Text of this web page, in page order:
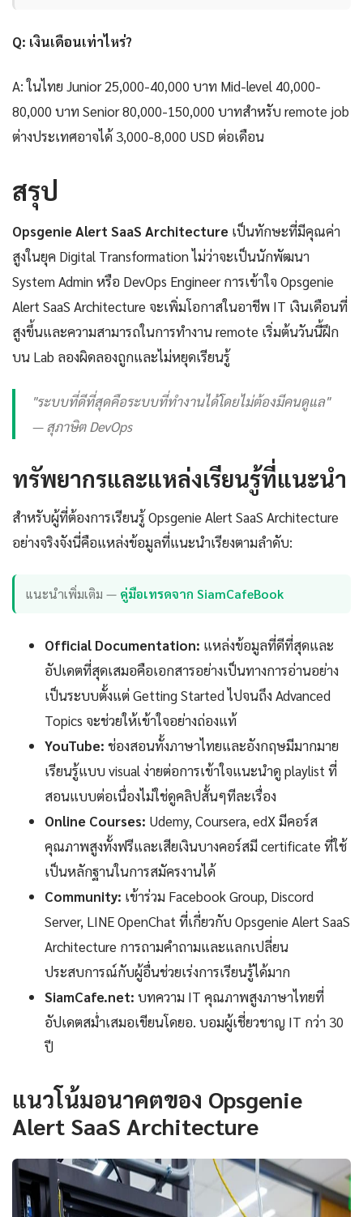
Q: เงินเดือนเท่าไหร่?
A: ในไทย Junior 25,000-40,000 บาท Mid-level 40,000-
80,000 บาท Senior 80,000-150,000 บาทสำหรับ remote job
ต่างประเทศอาจได้ 3,000-8,000 USD ต่อเดือน
สรุป
Opsgenie Alert SaaS Architecture เป็นทักษะที่มีคุณค่า
สูงในยุค Digital Transformation ไม่ว่าจะเป็นนักพัฒนา
System Admin หรือ DevOps Engineer การเข้าใจ Opsgenie
Alert SaaS Architecture จะเพิ่มโอกาสในอาชีพ IT เงินเดือนที่
สูงขึ้นและความสามารถในการทำงาน remote เริ่มต้นวันนี้ฝึก
บน Lab ลองผิดลองถูกและไม่หยุดเรียนรู้
"ระบบที่ดีที่สุดคือระบบที่ทำงานได้โดยไม่ต้องมีคนดูแล"
— สุภาษิต DevOps
ทรัพยากรและแหล่งเรียนรู้ที่แนะนำ
สำหรับผู้ที่ต้องการเรียนรู้ Opsgenie Alert SaaS Architecture
อย่างจริงจังนี่คือแหล่งข้อมูลที่แนะนำเรียงตามลำดับ:
แนะนำเพิ่มเติม — คู่มือเทรดจาก SiamCafeBook
Official Documentation: แหล่งข้อมูลที่ดีที่สุดและ
อัปเดตที่สุดเสมอคือเอกสารอย่างเป็นทางการอ่านอย่าง
เป็นระบบตั้งแต่ Getting Started ไปจนถึง Advanced
Topics จะช่วยให้เข้าใจอย่างถ่องแท้
YouTube: ช่องสอนทั้งภาษาไทยและอังกฤษมีมากมาย
เรียนรู้แบบ visual ง่ายต่อการเข้าใจแนะนำดู playlist ที่
สอนแบบต่อเนื่องไม่ใช่ดูคลิปสั้นๆทีละเรื่อง
Online Courses: Udemy, Coursera, edX มีคอร์ส
คุณภาพสูงทั้งฟรีและเสียเงินบางคอร์สมี certificate ที่ใช้
เป็นหลักฐานในการสมัครงานได้
Community: เข้าร่วม Facebook Group, Discord
Server, LINE OpenChat ที่เกี่ยวกับ Opsgenie Alert SaaS
Architecture การถามคำถามและแลกเปลี่ยน
ประสบการณ์กับผู้อื่นช่วยเร่งการเรียนรู้ได้มาก
SiamCafe.net: บทความ IT คุณภาพสูงภาษาไทยที่
อัปเดตสม่ำเสมอเขียนโดยอ. บอมผู้เชี่ยวชาญ IT กว่า 30
ปี
แนวโน้มอนาคตของ Opsgenie
Alert SaaS Architecture